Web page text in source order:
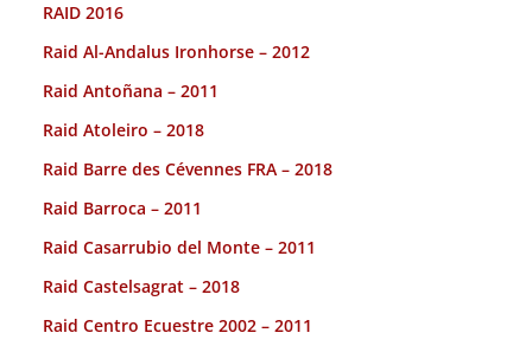
RAID 2016
Raid Al-Andalus Ironhorse – 2012
Raid Antoñana – 2011
Raid Atoleiro – 2018
Raid Barre des Cévennes FRA – 2018
Raid Barroca – 2011
Raid Casarrubio del Monte – 2011
Raid Castelsagrat – 2018
Raid Centro Ecuestre 2002 – 2011